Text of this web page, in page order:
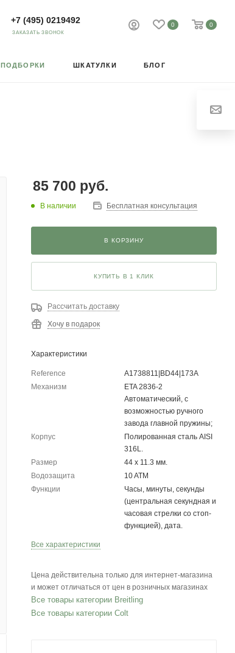
0 0
+7 (495) 0219492
ЗАКАЗАТЬ ЗВОНОК
ПОДБОРКИ ШКАТУЛКИ БЛОГ
85 700 руб.
В наличии Бесплатная консультация
В КОРЗИНУ
КУПИТЬ В 1 КЛИК
Рассчитать доставку
Хочу в подарок
Характеристики
Reference
A1738811|BD44|173A
Механизм
ETA 2836-2
Автоматический, с
возможностью ручного
завода главной пружины;
Корпус
Полированная сталь AISI
316L.
Размер
44 х 11.3 мм.
Водозащита
10 ATM
Функции
Часы, минуты, секунды
(центральная секундная и
часовая стрелки со стоп-
функцией), дата.
Все характеристики
Цена действительна только для интернет-магазина
и может отличаться от цен в розничных магазинах
Все товары категории Breitling
Все товары категории Colt